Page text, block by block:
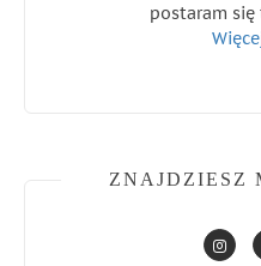
postaram się
ZNAJDZIESZ